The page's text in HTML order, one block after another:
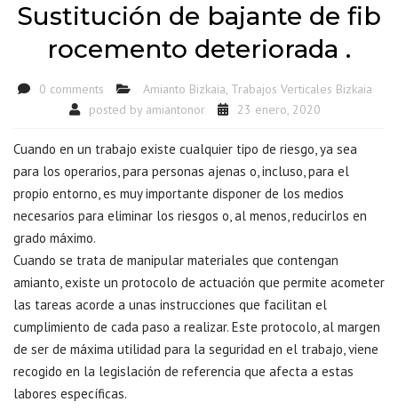
Sustitución de bajante de fib
rocemento deteriorada .
0 comments Amianto Bizkaia, Trabajos Verticales Bizkaia
posted by amiantonor 23 enero, 2020
Cuando en un trabajo existe cualquier tipo de riesgo, ya sea
para los operarios, para personas ajenas o, incluso, para el
propio entorno, es muy importante disponer de los medios
necesarios para eliminar los riesgos o, al menos, reducirlos en
grado máximo.
Cuando se trata de manipular materiales que contengan
amianto, existe un protocolo de actuación que permite acometer
las tareas acorde a unas instrucciones que facilitan el
cumplimiento de cada paso a realizar. Este protocolo, al margen
de ser de máxima utilidad para la seguridad en el trabajo, viene
recogido en la legislación de referencia que afecta a estas
labores específicas.